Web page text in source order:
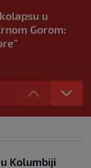
u
Gorom:
se i preko
linije i
"Nećete ih
Kolumbiji